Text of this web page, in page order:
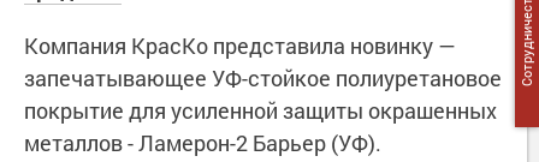
Компания КрасКо представила новинку —
запечатывающее УФ-стойкое полиуретановое
покрытие для усиленной защиты окрашенных
металлов - Ламерон-2 Барьер (УФ).
Сотрудничество